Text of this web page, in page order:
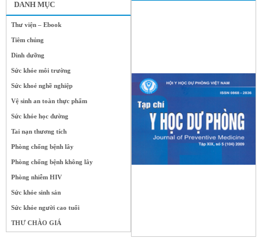
DANH MỤC
Thư viện – Ebook
Tiêm chủng
Dinh dưỡng
Sức khỏe môi trường
Sức khoẻ nghề nghiệp
Vệ sinh an toàn thực phẩm
Sức khỏe học đường
Tai nạn thương tích
Phòng chống bệnh lây
Phòng chống bệnh không lây
Phòng nhiễm HIV
Sức khỏe sinh sản
Sức khỏe người cao tuổi
THƯ CHÀO GIÁ